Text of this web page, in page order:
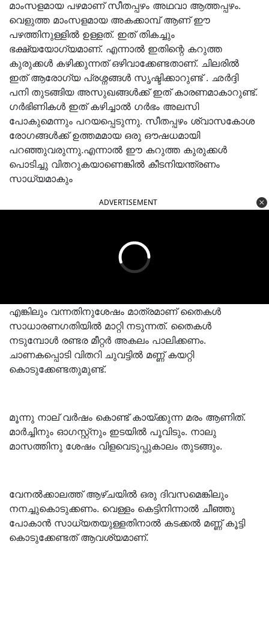
മാംസളമായ പഴമാണ് സീതപ്പഴം അഥവാ ആത്തപ്പഴം.
വെളുത്ത മാംസളമായ അകക്കാമ്പ് ആണ് ഈ
പഴത്തിനുള്ളിൽ ഉള്ളത്. ഇത് തികച്ചും
ഭക്ഷ്യയോഗ്യമാണ്. എന്നാൽ ഇതിന്റെ കറുത്ത
കുരുക്കൾ കഴിക്കുന്നത് ഒഴിവാക്കേണ്ടതാണ്. ചിലരിൽ
ഇത് ആരോഗ്യ പ്രശ്നങ്ങൾ സൃഷ്ടിക്കാറുണ്ട് . ഛർദ്ദി
പനി തുടങ്ങിയ അസുഖങ്ങൾക്ക് ഇത് കാരണമാകാറുണ്ട്.
ഗർഭിണികൾ ഇത് കഴിച്ചാൽ ഗർഭം അലസി
പോകുമെന്നും പറയപ്പെടുന്നു. സീതപ്പഴം ശ്വാസകോശ
രോഗങ്ങൾക്ക് ഉത്തമമായ ഒരു ഔഷധമായി
പറഞ്ഞുവരുന്നു.എന്നാൽ ഈ കറുത്ത കുരുക്കൾ
പൊടിച്ചു വിതറുകയാണെങ്കിൽ കീടനിയന്ത്രണം
സാധ്യമാകും
ADVERTISEMENT
എങ്കിലും വന്നതിനുശേഷം മാത്രമാണ് തൈകൾ
സാധാരണഗതിയിൽ മാറ്റി നടുന്നത്. തൈകൾ
നടുമ്പോൾ രണ്ടര മീറ്റർ അകലം പാലിക്കണം.
ചാണകപ്പൊടി വിതറി ചുവട്ടിൽ മണ്ണ് കയറ്റി
കൊടുക്കേണ്ടതുമുണ്ട്.
മൂന്നു നാല് വർഷം കൊണ്ട് കായ്ക്കുന്ന മരം ആണിത്.
മാർച്ചിനും ഓഗസ്റ്റ്നും ഇടയിൽ പൂവിടും. നാലു
മാസത്തിനു ശേഷം വിളവെടുപ്പുകാലം തുടങ്ങും.
വേനൽക്കാലത്ത് ആഴ്ചയിൽ ഒരു ദിവസമെങ്കിലും
നനച്ചുകൊടുക്കണം. വെള്ളം കെട്ടിനിന്നാൽ ചീഞ്ഞു
പോകാൻ സാധ്യതയുള്ളതിനാൽ കടക്കൽ മണ്ണ് കൂട്ടി
കൊടുക്കേണ്ടത് ആവശ്യമാണ്.